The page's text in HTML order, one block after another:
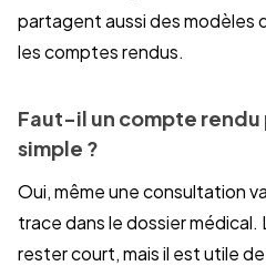
partagent aussi des modèles
les comptes rendus.
Faut-il un compte
simple ?
Oui, même une consultation
trace dans le dossier
rester court, mais il est utile